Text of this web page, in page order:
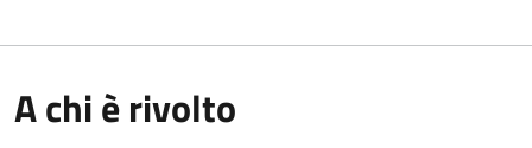
A chi è rivolto